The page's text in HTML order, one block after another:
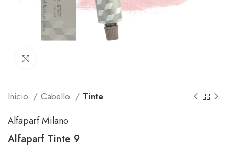
Inicio Cabello Tinte
Alfaparf Milano
Alfaparf Tinte 9